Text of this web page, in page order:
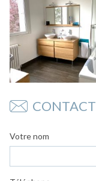
CONTACT
Votre nom